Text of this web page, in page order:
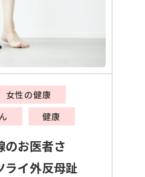
女性の健康
健康
のお医者さ
ライ外反母趾